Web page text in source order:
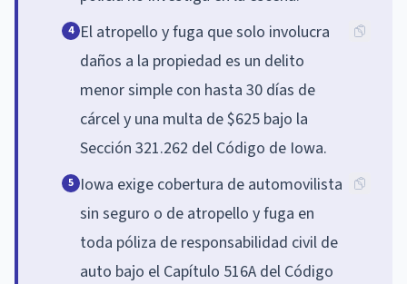
4 El atropello y fuga que solo involucra
daños a la propiedad es un delito
menor simple con hasta 30 días de
cárcel y una multa de $625 bajo la
Sección 321.262 del Código de Iowa.
5 Iowa exige cobertura de automovilista
sin seguro o de atropello y fuga en
toda póliza de responsabilidad civil de
auto bajo el Capítulo 516A del Código